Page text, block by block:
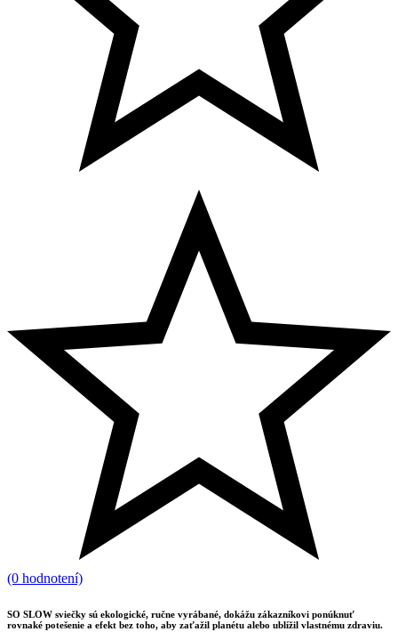
(0 hodnotení)
SO SLOW sviečky sú ekologické, ručne vyrábané, dokážu zákazníkovi ponúknuť
rovnaké potešenie a efekt bez toho, aby zaťažil planétu alebo ublížil vlastnému zdraviu.